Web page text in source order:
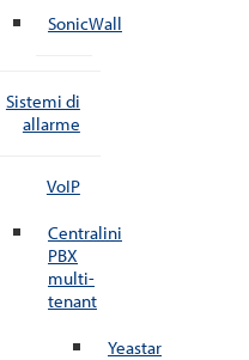
SonicWall
Sistemi di
allarme
VoIP
Centralini
PBX
multi-
tenant
Yeastar